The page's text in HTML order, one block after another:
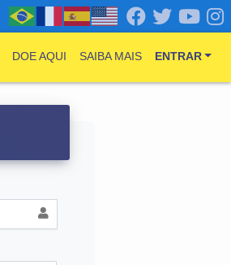
DOE AQUI SAIBA MAIS ENTRAR